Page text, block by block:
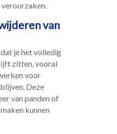
van
je het volledig
zitten, vooral
voor
Deze
van panden of
kunnen